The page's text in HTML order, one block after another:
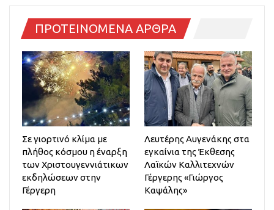
ΠΡΟΤΕΙΝΟΜΕΝΑ ΑΡΘΡΑ
Σε γιορτινό κλίμα με
πλήθος κόσμου η έναρξη
των Χριστουγεννιάτικων
εκδηλώσεων στην
Γέργερη
Λευτέρης Αυγενάκης στα
εγκαίνια της Έκθεσης
Λαϊκών Καλλιτεχνών
Γέργερης «Γιώργος
Καψάλης»